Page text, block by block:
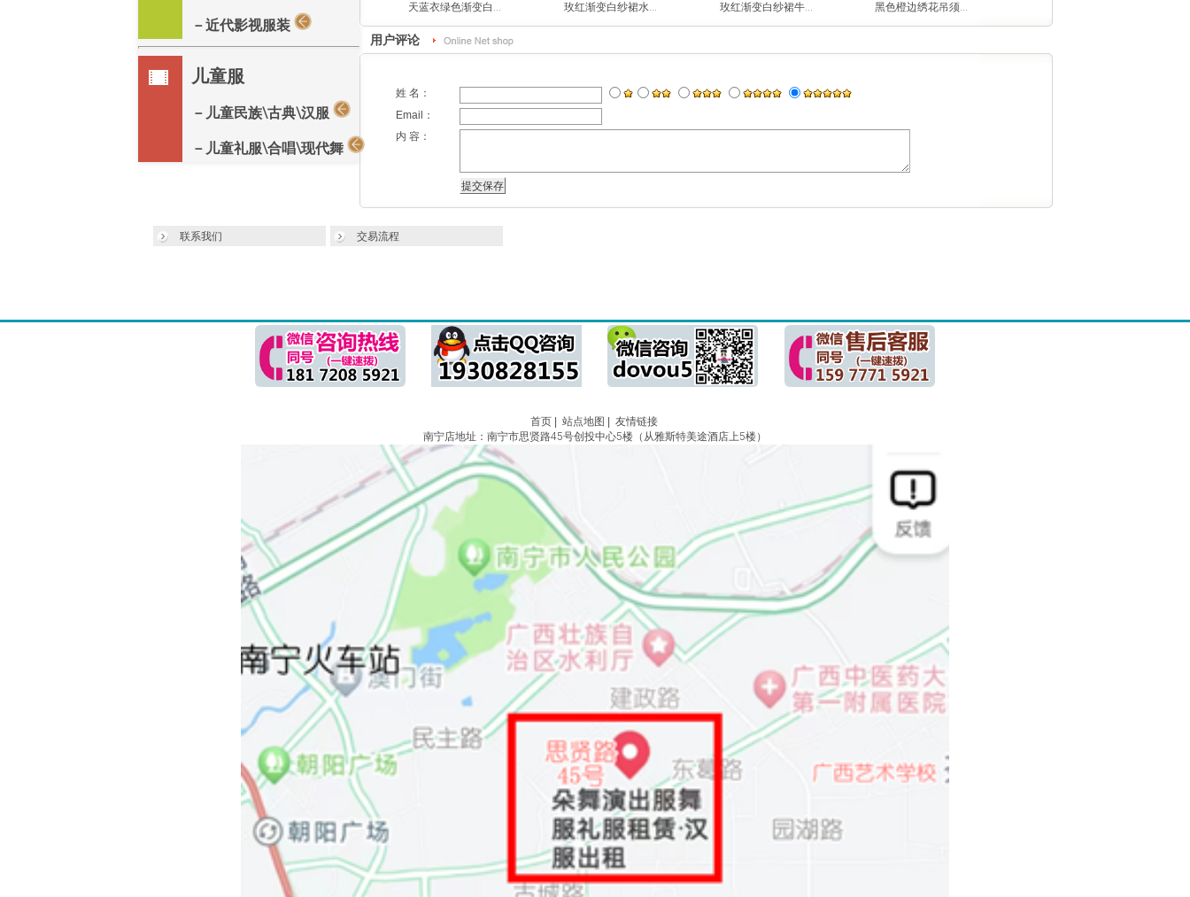
－近代影视服装
儿童服
－儿童民族\古典\汉服
－儿童礼服\合唱\现代舞
天蓝衣绿色渐变白... 玫红渐变白纱裙水... 玫红渐变白纱裙牛... 黑色橙边绣花吊须...
用户评论
姓 名：
Email：
内 容：
联系我们 交易流程
首页| 站点地图
友情链接
南宁店地址：南宁市思贤路45号创投中心5楼（从雅斯特美途酒店上5楼）